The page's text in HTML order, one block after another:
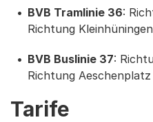
BVB Tramlinie 36:
Richtung Kleinhüningen
BVB Buslinie 37:
Richtung Aeschenplatz
Tarife